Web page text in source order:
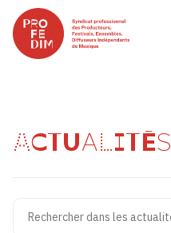
ACTUALITÉS
Recherche